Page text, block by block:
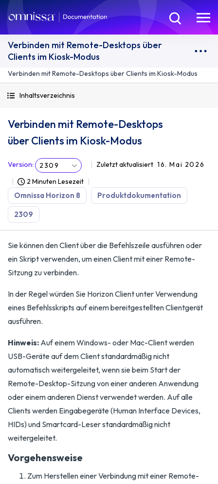
Verbinden mit Remote-Desktops über
Clients im Kiosk-Modus
Verbinden mit Remote-Desktops über Clients im Kiosk-Modus
Inhaltsverzeichnis
Verbinden mit Remote-Desktops
über Clients im Kiosk-Modus
Version: 2309 Zuletzt aktualisiert 16. Mai 2026
2 Minuten Lesezeit
Omnissa Horizon 8 Produktdokumentation
2309
Sie können den Client über die Befehlszeile ausführen oder
ein Skript verwenden, um einen Client mit einer Remote-
Sitzung zu verbinden.
In der Regel würden Sie Horizon Client unter Verwendung
eines Befehlsskripts auf einem bereitgestellten Clientgerät
ausführen.
Hinweis: Auf einem Windows- oder Mac-Client werden
USB-Geräte auf dem Client standardmäßig nicht
automatisch weitergeleitet, wenn sie beim Start der
Remote-Desktop-Sitzung von einer anderen Anwendung
oder einem anderen Dienst verwendet werden. Auf alle
Clients werden Eingabegeräte (Human Interface Devices,
HIDs) und Smartcard-Leser standardmäßig nicht
weitergeleitet.
Vorgehensweise
Zum Herstellen einer Verbindung mit einer Remote-